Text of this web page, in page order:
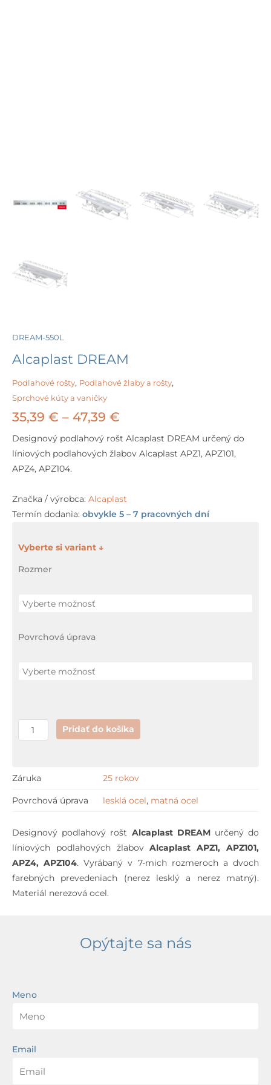
DREAM-550L
Alcaplast DREAM
Podlahové rošty, Podlahové žlaby a rošty,
Sprchové kúty a vaničky
35,39 € – 47,39 €
range:
35,39 €
47,39 €
Designový podlahový rošt Alcaplast DREAM určený do
líniových podlahových žlabov Alcaplast APZ1, APZ101,
APZ4, APZ104.
Značka / výrobca: Alcaplast
Termín dodania: obvykle 5 – 7 pracovných dní
Rozmer
Povrchová úprava
množstvo
Pridať do košíka
Záruka 25 rokov
Povrchová úprava lesklá ocel, matná ocel
Designový podlahový rošt Alcaplast DREAMurčený do
líniových podlahových žlabovAlcaplast APZ1, APZ101,
APZ4, APZ104. Vyrábaný v 7-mich rozmeroch a dvoch
farebných prevedeniach (nerez lesklý a nerez matný).
Materiál nerezová ocel.
Opýtajte sa nás
Meno
Email